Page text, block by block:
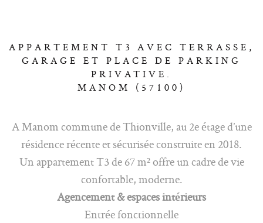
APPARTEMENT T3 AVEC TERRASSE,
GARAGE ET PLACE DE PARKING
PRIVATIVE.
MANOM (57100)
A Manom commune de Thionville, au 2e étage d’une
résidence récente et sécurisée construite en 2018.
Un appartement T3 de 67 m² offre un cadre de vie
confortable, moderne.
Agencement & espaces intérieurs
Entrée fonctionnelle